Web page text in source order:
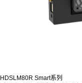
HDSLM80R Smart系列